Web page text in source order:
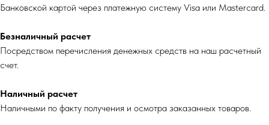
Банковской картой через платежную систему Visa или Mastercard.
Безналичный расчет
Посредством перечисления денежных средств на наш расчетный
счет.
Наличный расчет
Наличными по факту получения и осмотра заказанных товаров.